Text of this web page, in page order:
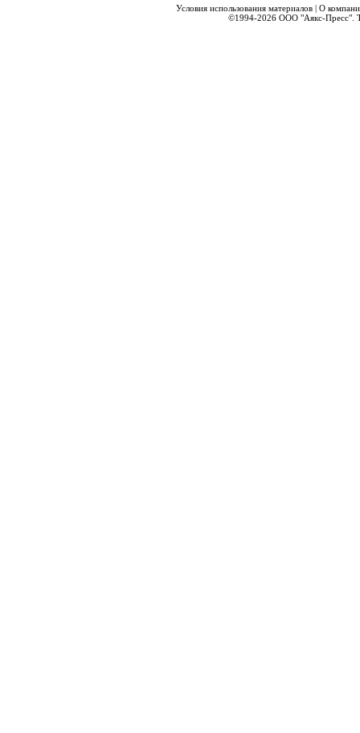
Условия использования материалов| О
©1994-2026 ООО "Аякс-Пресс".